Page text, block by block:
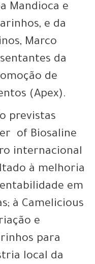
Mandioca e
e da
Marco
da
de
(Apex).
previstas
of Biosaline
internacional
à melhoria
em
à Camelicious
e
para
local da